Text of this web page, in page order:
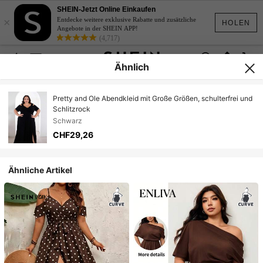
HOLEN
×
SHEIN-Jetzt Online Einkaufen
Entdecke weitere exklusive Rabatte und zusätzliche
Angebote in der SHEIN APP!
(4,717)
Ähnlich
Pretty and Ole Abendkleid mit Große Größen, schulterfrei und
Schlitzrock
Schwarz
CHF29,26
Ähnliche Artikel